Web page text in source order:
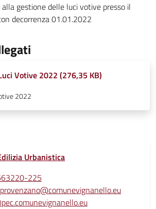
gestione delle luci votive presso il
decorrenza 01.01.2022
Votive 2022 (276,35 KB)
2022
Urbanistica
225